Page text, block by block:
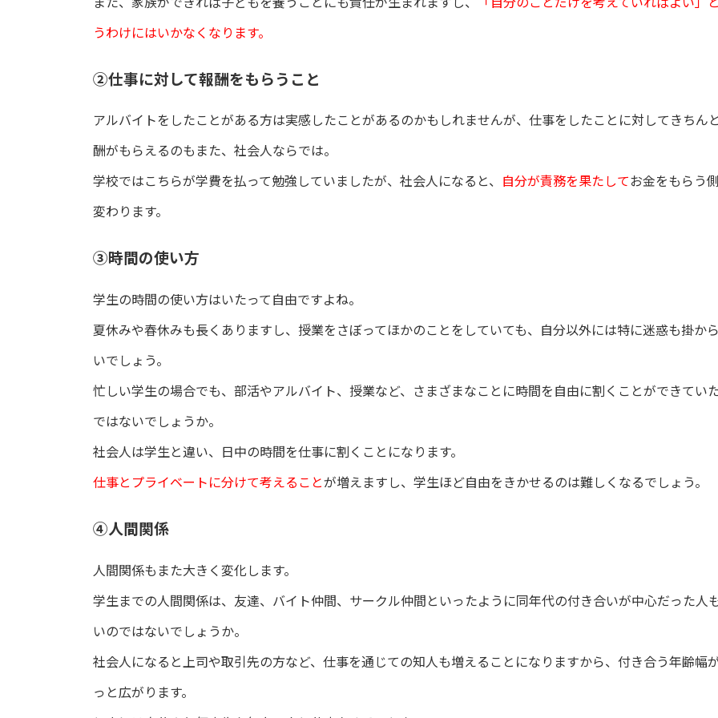
うわけにはいかなくなります。
②仕事に対して報酬をもらうこと
アルバイトをしたことがある方は実感したことがあるのかもしれませんが、仕事をしたことに対してきちん
酬がもらえるのもまた、社会人ならでは。
学校ではこちらが学費を払って勉強していましたが、社会人になると、 自分が責務を果たしてお金をもらう
変わります。
③時間の使い方
学生の時間の使い方はいたって自由ですよね。
夏休みや春休みも長くありますし、授業をさぼってほかのことをしていても、自分以外には特に迷惑も掛か
いでしょう。
忙しい学生の場合でも、部活やアルバイト、授業など、さまざまなことに時間を自由に割くことができてい
ではないでしょうか。
社会人は学生と違い、日中の時間を仕事に割くことになります。
仕事とプライベートに分けて考えることが増えますし、学生ほど自由をきかせるのは難しくなるでしょう。
④人間関係
人間関係もまた大きく変化します。
学生までの人間関係は、友達、バイト仲間、サークル仲間といったように同年代の付き合いが中心だった人
いのではないでしょうか。
社会人になると上司や取引先の方など、仕事を通じての知人も増えることになりますから、付き合う年齢幅
っと広がります。